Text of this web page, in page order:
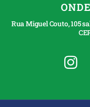
Rua Miguel Couto, 105